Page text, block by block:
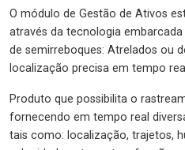
O módulo de Gestão de Ativos
através da tecnologia
de semirreboques: Atrelados ou
localização precisa em tempo
Produto que possibilita o
fornecendo em tempo real
tais como: localização, trajetos,